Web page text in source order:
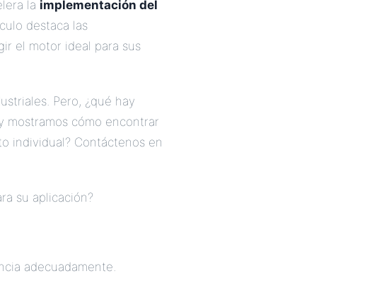
la implementación del
destaca las
el motor ideal para sus
Pero, ¿qué hay
mostramos cómo encontrar
individual? Contáctenos en
su aplicación?
adecuadamente.